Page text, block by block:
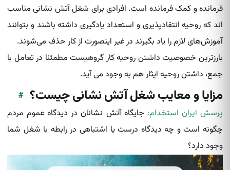
فرمانده و کمک فرمانده است. افرادی برای شغل آتش نشانی مناسب
اند که روحیه انتقادپذیری و استعداد یادگیری داشته‌ باشند و بتوانند
آموزش‌های لازم را یاد بگیرند در غیر اینصورت از کار حذف می‌شوند.
بارزترین خصوصیت داشتن روحیه کار گروهیست مطمئنا در تعامل با
جمع، داشتن روحیه ایثار هم به وجود می آید.
مزایا و معایب شغل آتش نشانی چیست؟ #
پرسش ایران استخدام: جایگاه آتش نشانان در دیدگاه عموم مردم
چگونه است و چه دیدگاه درست یا اشتباهی در رابطه با شغل شما
وجود دارد؟